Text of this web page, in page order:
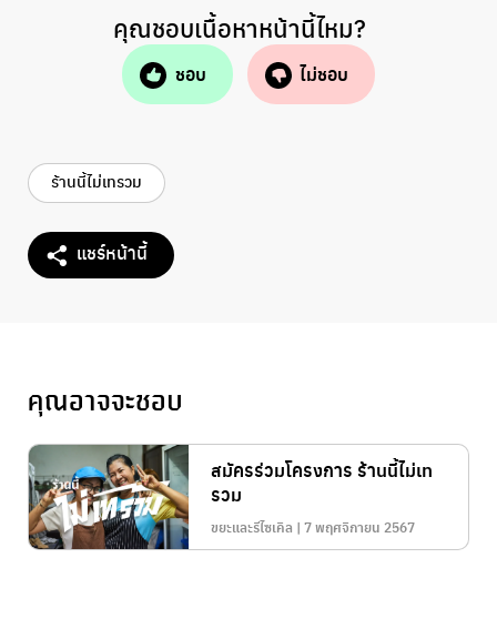
คุณชอบเนื้อหาหน้านี้ไหม?
ชอบ ไม่ชอบ
ร้านนี้ไม่เทรวม
แชร์หน้านี้
คุณอาจจะชอบ
สมัครร่วมโครงการ ร้านนี้ไม่เท
รวม
ขยะและรีไซเคิล | 7 พฤศจิกายน 2567